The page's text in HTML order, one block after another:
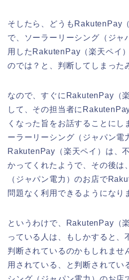
そしたら、どうもRakutenPay
で、ソーラーリーシング（ジャ
用したRakutenPay（楽天ペイ
のでは？と、判断してしまった
なので、すぐにRakutenPay（
して、その担当者に
くなった旨をお話することにし
ーラーリーシング（ジャパン電
RakutenPay（楽天ペイ）は、
かってくれたようで、その後は
（ジャパン電力）のお店で
問題なく利用できるようになり
というわけで、RakutenPay（
っている人は、もしかすると、
判断されているのかもしれませ
用されている、と判断されてい